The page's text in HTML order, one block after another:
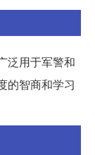
泛用于军警和
的智商和学习